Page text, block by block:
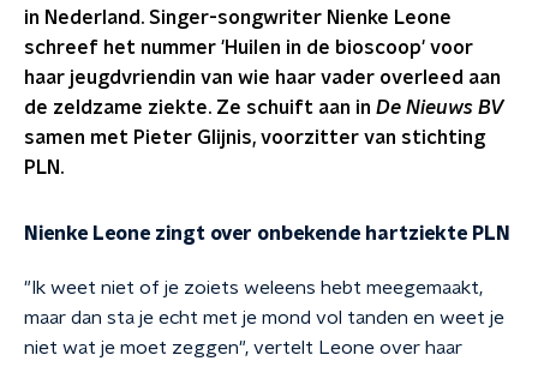
in Nederland. Singer-songwriter Nienke Leone
schreef het nummer 'Huilen in de bioscoop' voor
haar jeugdvriendin van wie haar vader overleed aan
de zeldzame ziekte. Ze schuift aan in De Nieuws BV
samen met Pieter Glijnis, voorzitter van stichting
PLN.
Nienke Leone zingt over onbekende hartziekte PLN
"Ik weet niet of je zoiets weleens hebt meegemaakt,
maar dan sta je echt met je mond vol tanden en weet je
niet wat je moet zeggen", vertelt Leone over haar